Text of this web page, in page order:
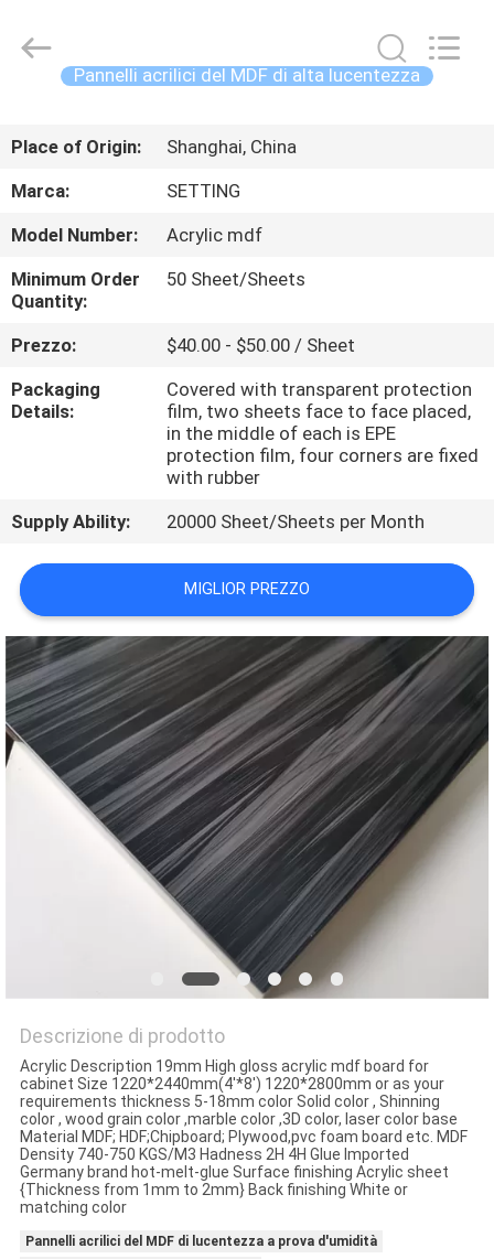
PRODOTTI
NOI
DELLA
CONTATTICI
NOTIZIA
CASI
RICHIEDA
UNA
CITAZIONE
POLICY
Setting
Decorating
Pannelli acrilici del MDF di alta lucentezza
Place of Origin:
Shanghai, China
Marca:
SETTING
Model Number:
Acrylic mdf
Minimum Order
Quantity:
50 Sheet/Sheets
Prezzo:
$40.00 - $50.00 / Sheet
Packaging
Details:
Covered with transparent protection
film, two sheets face to face placed,
in the middle of each is EPE
protection film, four corners are fixed
with rubber
Supply Ability:
20000 Sheet/Sheets per Month
MIGLIOR PREZZO
Descrizione di prodotto
Acrylic Description 19mm High gloss acrylic mdf board for
cabinet Size 1220*2440mm(4'*8') 1220*2800mm or as your
requirements thickness 5-18mm color Solid color , Shinning
color , wood grain color ,marble color ,3D color, laser color base
Material MDF; HDF;Chipboard; Plywood,pvc foam board etc. MDF
Density 740-750 KGS/M3 Hadness 2H 4H Glue Imported
Germany brand hot-melt-glue Surface finishing Acrylic sheet
{Thickness from 1mm to 2mm} Back finishing White or
matching color
Pannelli acrilici del MDF di lucentezza a prova d'umidità